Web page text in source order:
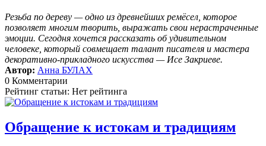
Резьба по дереву — одно из древнейших ремёсел, которое
позволяет многим творить, выражать свои нерастраченные
эмоции. Сегодня хочется рассказать об удивительном
человеке, который совмещает талант писателя и мастера
декоративно-прикладного искусства — Исе Закриеве.
Автор: Анна БУЛАХ
0 Комментарии
Рейтинг статьи: Нет рейтинга
Обращение к истокам и традициям